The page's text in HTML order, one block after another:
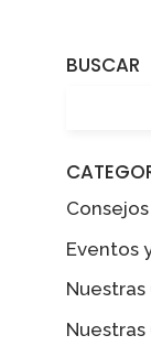
BUSCAR
Eventos